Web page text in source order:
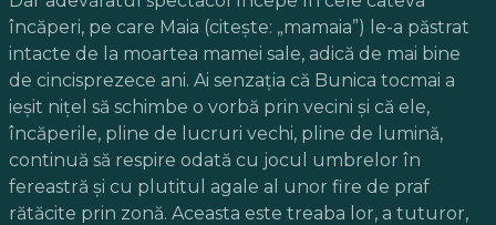
încăperi, pe care Maia (citeşte: „mamaia”) le-a păstrat
intacte de la moartea mamei sale, adică de mai bine
de cincisprezece ani. Ai senzaţia că Bunica tocmai a
ieşit niţel să schimbe o vorbă prin vecini şi că ele,
încăperile, pline de lucruri vechi, pline de lumină,
continuă să respire odată cu jocul umbrelor în
fereastră şi cu plutitul agale al unor fire de praf
rătăcite prin zonă. Aceasta este treaba lor, a tuturor,